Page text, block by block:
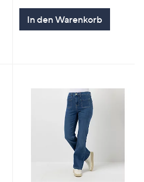
In den Warenkorb